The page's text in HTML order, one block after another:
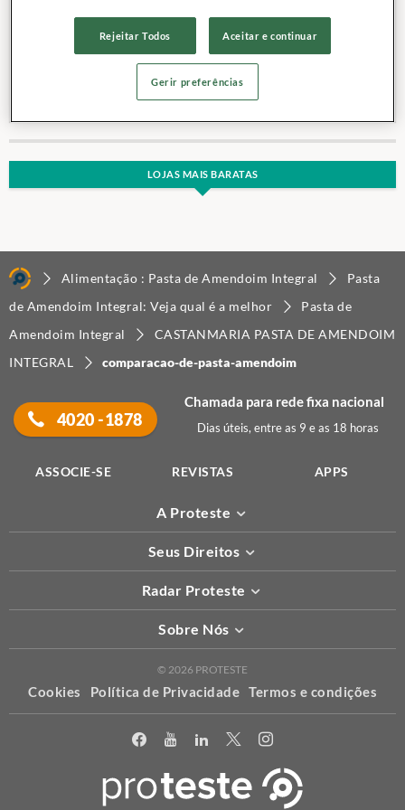
LOJAS MAIS BARATAS
Alimentação : Pasta de Amendoim Integral
Pasta
de Amendoim Integral: Veja qual é a melhor
Pasta de
Amendoim Integral
CASTANMARIA PASTA DE AMENDOIM
INTEGRAL
comparacao-de-pasta-amendoim
4020 -1878
Chamada para rede fixa nacional
Dias úteis, entre as 9 e as 18 horas
ASSOCIE-SE REVISTAS APPS
A Proteste
Seus Direitos
Radar Proteste
Sobre Nós
© 2026 PROTESTE
Cookies Política de Privacidade Termos e condições
Rejeitar Todos Aceitar e continuar
Gerir preferências